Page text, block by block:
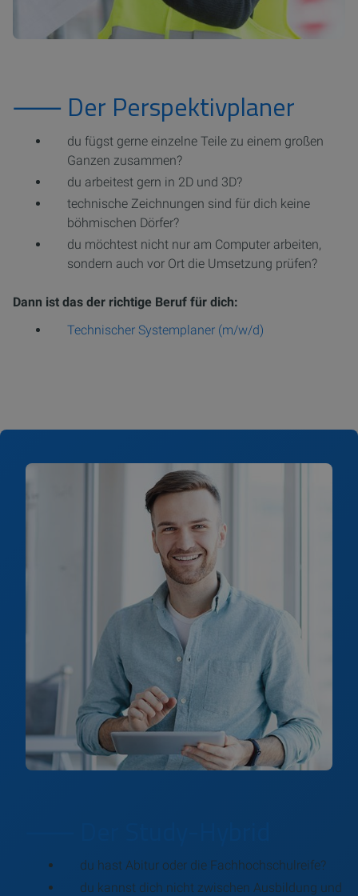
⸺ Der Perspektivplaner
du fügst gerne einzelne Teile zu einem großen
Ganzen zusammen?
du arbeitest gern in 2D und 3D?
technische Zeichnungen sind für dich keine
böhmischen Dörfer?
du möchtest nicht nur am Computer arbeiten,
sondern auch vor Ort die Umsetzung prüfen?
Dann ist das der richtige Beruf für dich:
Technischer Systemplaner (m/w/d)
du hast Abitur oder die Fachhochschulreife?
du kannst dich nicht zwischen Ausbildung und